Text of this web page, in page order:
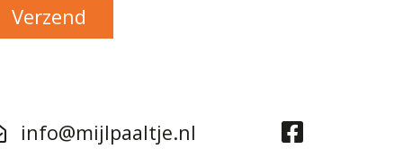
info@mijlpaaltje.nl